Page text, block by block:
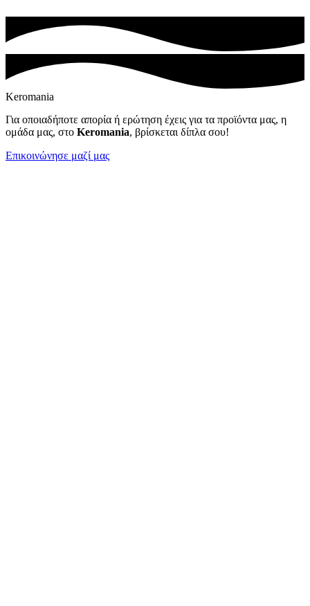
Keromania
Για οποιαδήποτε απορία ή ερώτηση έχεις για τα προϊόντα μας, η
ομάδα μας, στο Keromania, βρίσκεται δίπλα σου!
Επικοινώνησε μαζί μας